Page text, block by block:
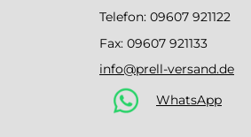
Telefon: 09607 921122
Fax: 09607 921133
info@prell-versand.de
WhatsApp